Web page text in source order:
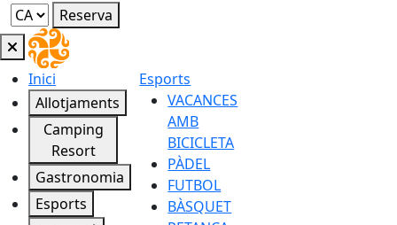
Reserva
Inici
Allotjaments
Camping
Resort
Gastronomia
Esports
Esports
VACANCES
AMB
BICICLETA
PÀDEL
FUTBOL
BÀSQUET